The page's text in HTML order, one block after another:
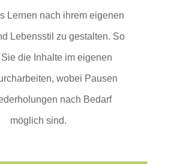
Lernen nach ihrem eigenen
Lebensstil zu gestalten. So
die Inhalte im eigenen
wobei Pausen
nach Bedarf
möglich sind.